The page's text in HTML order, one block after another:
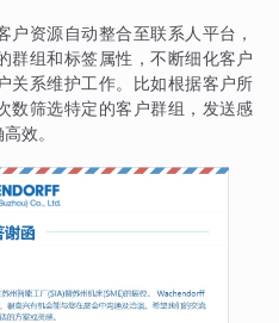
户资源自动整合至联系人平台，
群组和标签属性，不断细化客户
关系维护工作。比如根据客户所
数筛选特定的客户群组，发送感
效。